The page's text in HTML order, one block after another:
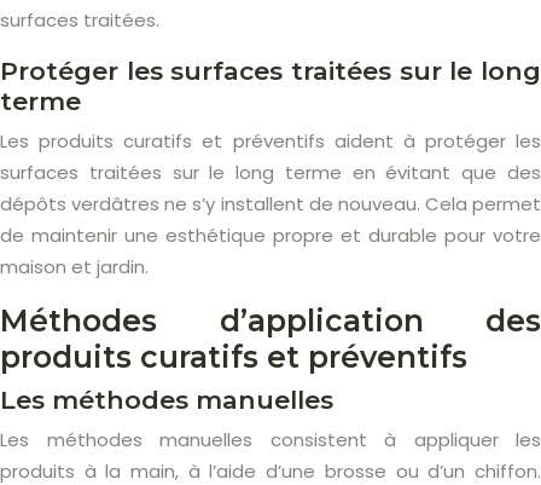
surfaces traitées.
Protéger les surfaces traitées sur le long
terme
Les produits curatifs et préventifs aident à protéger les
surfaces traitées sur le long terme en évitant que des
dépôts verdâtres ne s’y installent de nouveau. Cela permet
de maintenir une esthétique propre et durable pour votre
maison et jardin.
Méthodes d’application des
produits curatifs et préventifs
Les méthodes manuelles
Les méthodes manuelles consistent à appliquer les
produits à la main, à l’aide d’une brosse ou d’un chiffon.